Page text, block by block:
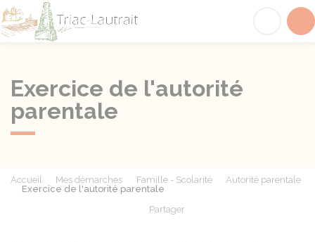
Exercice de l'autorité
parentale
Accueil Mes démarches Famille - Scolarité
Autorité parentale
Exercice de l'autorité parentale
Partager